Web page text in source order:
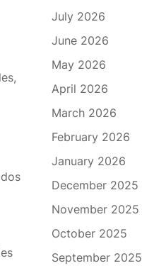
July 2026
June 2026
May 2026
April 2026
March 2026
February 2026
January 2026
December 2025
November 2025
October 2025
September 2025